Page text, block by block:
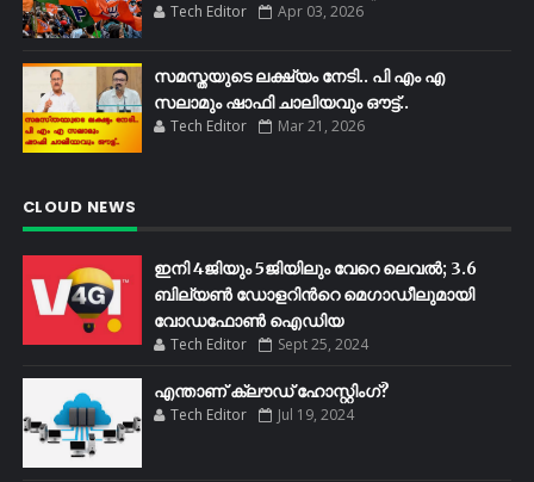
Tech Editor Apr 03, 2026
സമസ്തയുടെ ലക്ഷ്യം നേടി.. പി എം എ
സലാമും ഷാഫി ചാലിയവും ഔട്ട്..
Tech Editor Mar 21, 2026
CLOUD NEWS
ഇനി 4ജിയും 5ജിയിലും വേറെ ലെവൽ; 3.6
ബില്യണ്‍ ഡോളറിന്‍റെ മെഗാഡീലുമായി
വോഡഫോണ്‍ ഐഡിയ
Tech Editor Sept 25, 2024
എന്താണ് ക്ലൗഡ് ഹോസ്റ്റിംഗ്?
Tech Editor Jul 19, 2024